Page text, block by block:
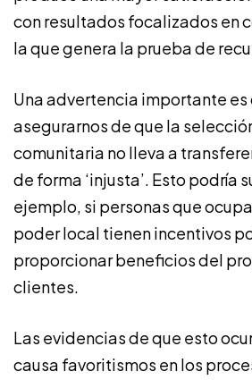
con resultados focalizados en
la que genera la prueba de
Una advertencia importante es
asegurarnos de que la
comunitaria no lleva a
de forma ‘injusta’. Esto podría
ejemplo, si personas que
poder local tienen incentivos
proporcionar beneficios del
clientes.
Las evidencias de que esto
causa favoritismos en los